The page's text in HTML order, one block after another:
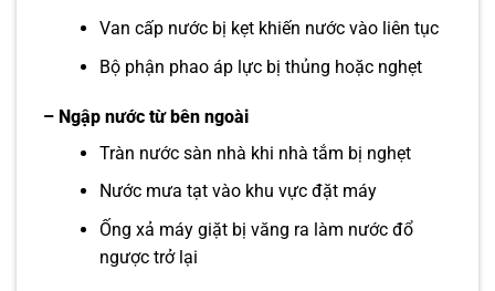
Van cấp nước bị kẹt khiến nước vào liên tục
Bộ phận phao áp lực bị thủng hoặc nghẹt
– Ngập nước từ bên ngoài
Tràn nước sàn nhà khi nhà tắm bị nghẹt
Nước mưa tạt vào khu vực đặt máy
Ống xả máy giặt bị văng ra làm nước đổ
ngược trở lại